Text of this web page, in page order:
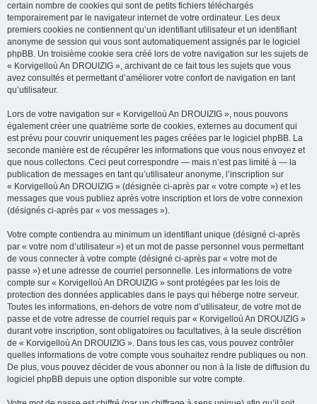
certain nombre de cookies qui sont de petits fichiers téléchargés
temporairement par le navigateur internet de votre ordinateur. Les deux
premiers cookies ne contiennent qu’un identifiant utilisateur et un identifiant
anonyme de session qui vous sont automatiquement assignés par le logiciel
phpBB. Un troisième cookie sera créé lors de votre navigation sur les sujets de
« Korvigelloù An DROUIZIG », archivant de ce fait tous les sujets que vous
avez consultés et permettant d’améliorer votre confort de navigation en tant
qu’utilisateur.
Lors de votre navigation sur « Korvigelloù An DROUIZIG », nous pouvons
également créer une quatrième sorte de cookies, externes au document qui
est prévu pour couvrir uniquement les pages créées par le logiciel phpBB. La
seconde manière est de récupérer les informations que vous nous envoyez et
que nous collectons. Ceci peut correspondre — mais n’est pas limité à — la
publication de messages en tant qu’utilisateur anonyme, l’inscription sur
« Korvigelloù An DROUIZIG » (désignée ci-après par « votre compte ») et les
messages que vous publiez après votre inscription et lors de votre connexion
(désignés ci-après par « vos messages »).
Votre compte contiendra au minimum un identifiant unique (désigné ci-après
par « votre nom d’utilisateur ») et un mot de passe personnel vous permettant
de vous connecter à votre compte (désigné ci-après par « votre mot de
passe ») et une adresse de courriel personnelle. Les informations de votre
compte sur « Korvigelloù An DROUIZIG » sont protégées par les lois de
protection des données applicables dans le pays qui héberge notre serveur.
Toutes les informations, en-dehors de votre nom d’utilisateur, de votre mot de
passe et de votre adresse de courriel requis par « Korvigelloù An DROUIZIG »
durant votre inscription, sont obligatoires ou facultatives, à la seule discrétion
de « Korvigelloù An DROUIZIG ». Dans tous les cas, vous pouvez contrôler
quelles informations de votre compte vous souhaitez rendre publiques ou non.
De plus, vous pouvez décider de vous abonner ou non à la liste de diffusion du
logiciel phpBB depuis une option disponible sur votre compte.